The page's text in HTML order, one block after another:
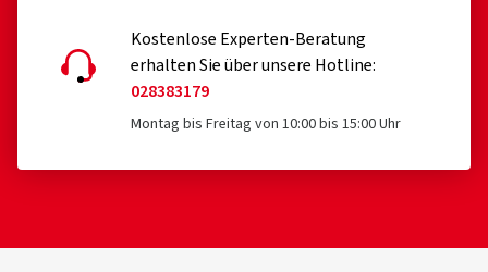
Kostenlose Experten-Beratung
erhalten Sie über unsere Hotline:
028383179
Montag bis Freitag von 10:00 bis 15:00 Uhr